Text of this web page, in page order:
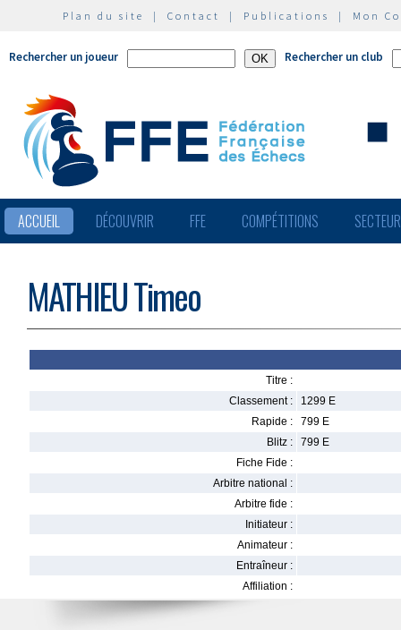
Plan du site | Contact | Publications | Mon
Rechercher un joueur Rechercher un club
ACCUEIL DÉCOUVRIR FFE COMPÉTITIONS
MATHIEU Timeo
Titre :
Classement :
1299 E
Rapide :
799 E
Blitz :
799 E
Fiche Fide :
Arbitre national :
Arbitre fide :
Initiateur :
Animateur :
Entraîneur :
Affiliation :